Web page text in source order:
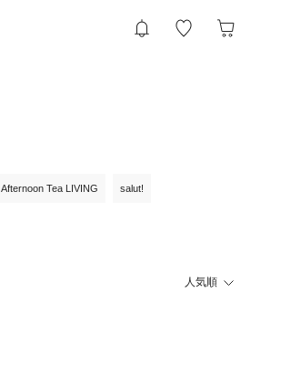
Afternoon Tea LIVING salut!
人気順